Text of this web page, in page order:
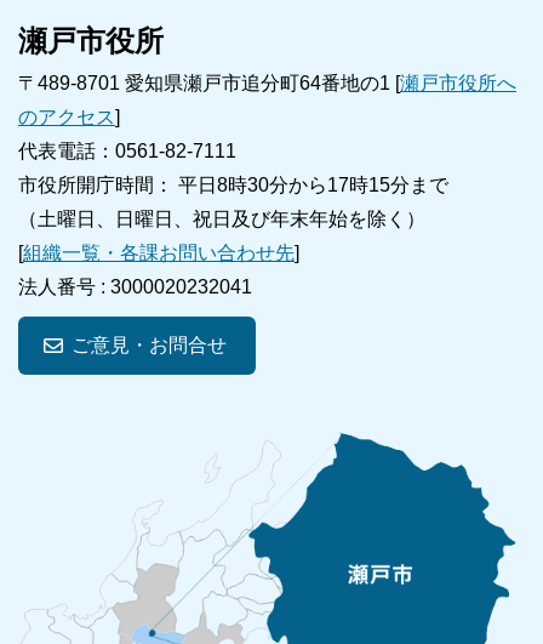
瀬戸市役所
〒489-8701 愛知県瀬戸市追分町64番地の1 [瀬戸市役所へ
のアクセス]
代表電話：0561-82-7111
市役所開庁時間： 平日8時30分から17時15分まで
（土曜日、日曜日、祝日及び年末年始を除く）
[組織一覧・各課お問い合わせ先]
法人番号 : 3000020232041
ご意見・お問合せ